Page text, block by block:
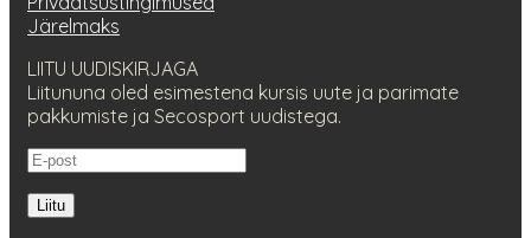
Järelmaks
LIITU UUDISKIRJAGA
Liitununa oled esimestena kursis uute ja parimate
pakkumiste ja Secosport uudistega.
Liitu